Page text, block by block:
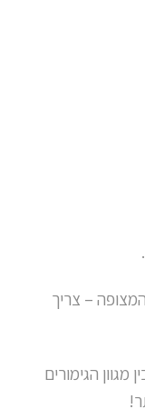
– צריך
הגימורים